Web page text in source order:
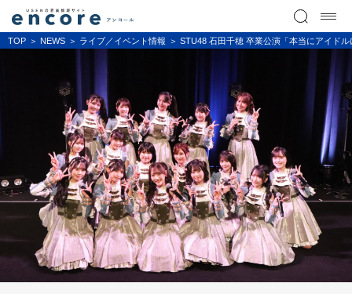
TOP NEWS ライブ／イベント情報 STU48 石田千穂 卒業公演「本当にアイド